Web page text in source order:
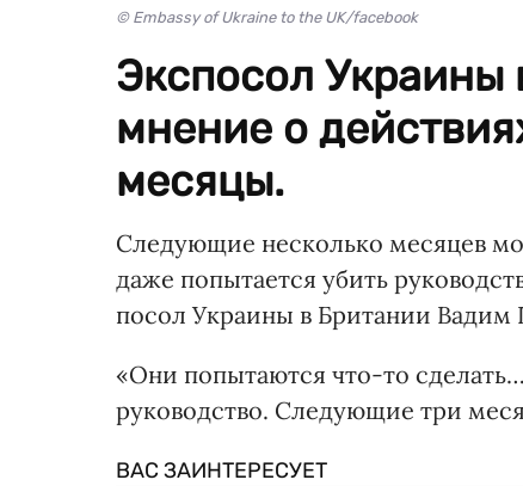
© Embassy of Ukraine to the UK/facebook
Экспосол Украины
мнение о
месяцы.
Следующие несколько месяцев
даже попытается убить
посол Украины в Британии
«Они попытаются что-то
руководство. Следующие три
ВАС ЗАИНТЕРЕСУЕТ